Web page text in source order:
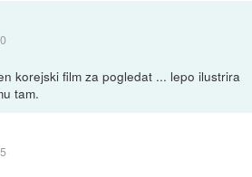
korejski film za pogledat ... lepo ilustrira
tam.